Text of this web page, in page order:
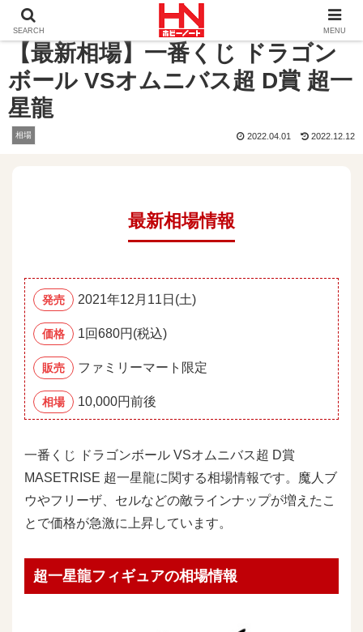
ホーム 【最新相場】一番くじ ドラゴンボール VS
【最新相場】一番くじ ドラゴン
ボール VSオムニバス超 D賞 超一
星龍
相場 2022.04.01 2022.12.12
最新相場情報
発売 2021年12月11日(土)
価格 1回680円(税込)
販売 ファミリーマート限定
相場 10,000円前後
一番くじ ドラゴンボール VSオムニバス超 D賞
MASETRISE 超一星龍に関する相場情報です。魔人ブ
ウやフリーザ、セルなどの敵ラインナップが増えたこ
とで価格が急激に上昇しています。
超一星龍フィギュアの相場情報
SEARCH MENU